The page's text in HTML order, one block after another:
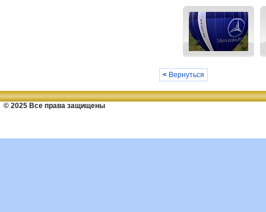
< Вернуться
© 2025 Все права защищены